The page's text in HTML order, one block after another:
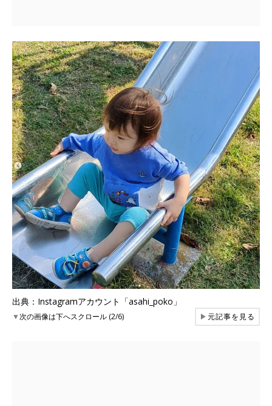
出典：Instagramアカウント「asahi_poko」
▼次の画像は下へスクロール (2/6) ▶元記事を見る